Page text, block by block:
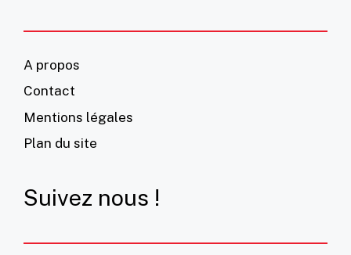
A propos
Contact
Mentions légales
Plan du site
Suivez nous !